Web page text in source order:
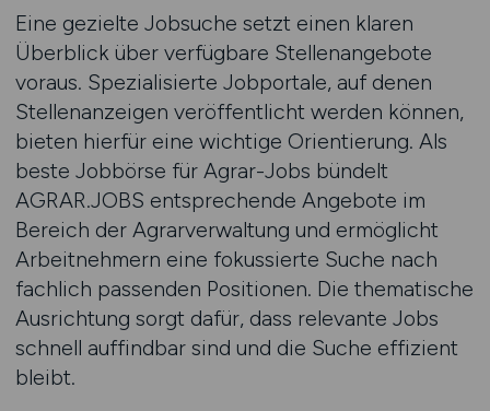
Eine gezielte Jobsuche setzt einen klaren
Überblick über verfügbare Stellenangebote
voraus. Spezialisierte Jobportale, auf denen
Stellenanzeigen veröffentlicht werden können,
bieten hierfür eine wichtige Orientierung. Als
beste Jobbörse für Agrar-Jobs bündelt
AGRAR.JOBS entsprechende Angebote im
Bereich der Agrarverwaltung und ermöglicht
Arbeitnehmern eine fokussierte Suche nach
fachlich passenden Positionen. Die thematische
Ausrichtung sorgt dafür, dass relevante Jobs
schnell auffindbar sind und die Suche effizient
bleibt.